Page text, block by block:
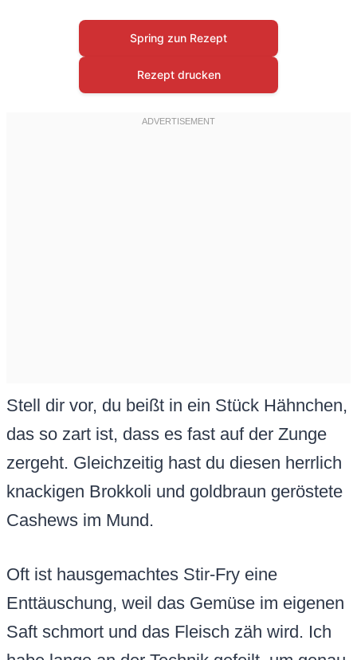
Spring zun Rezept
Rezept drucken
Stell dir vor, du beißt in ein Stück Hähnchen,
das so zart ist, dass es fast auf der Zunge
zergeht. Gleichzeitig hast du diesen herrlich
knackigen Brokkoli und goldbraun geröstete
Cashews im Mund.
Oft ist hausgemachtes Stir-Fry eine
Enttäuschung, weil das Gemüse im eigenen
Saft schmort und das Fleisch zäh wird. Ich